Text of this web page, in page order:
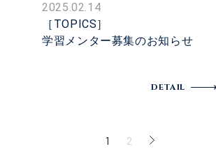
2025.02.14
［TOPICS］
学習メンター募集のお知らせ
DETAIL
1 2